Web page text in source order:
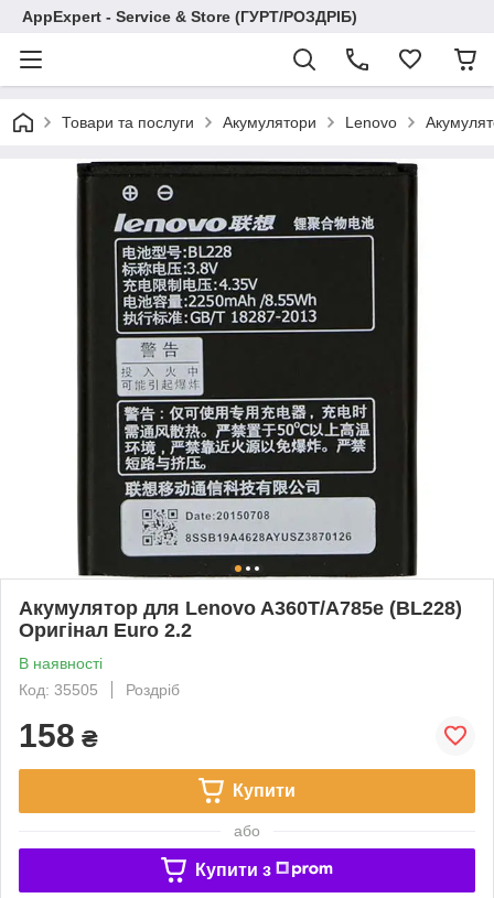
AppExpert - Service & Store (ГУРТ/РОЗДРІБ)
Товари та послуги Акумулятори Lenovo
Акумулятор для Lenovo A360T/A785e (BL228)
Оригінал Euro 2.2
В наявності
Код: 35505
Роздріб
158 ₴
Купити
або
Купити з